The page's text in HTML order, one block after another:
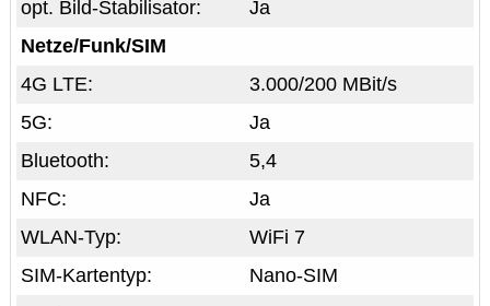
Ja
opt. Bild-Stabilisator:
Netze/Funk/SIM
3.000/200 MBit/s
4G LTE:
Ja
5G:
5,4
Bluetooth:
Ja
NFC:
WiFi 7
WLAN-Typ:
Nano-SIM
SIM-Kartentyp: